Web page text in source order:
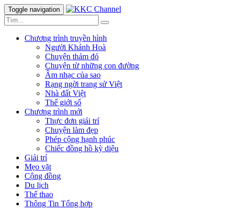
Toggle navigation
Chương trình truyền hình
Người Khánh Hoà
Chuyện thảm đỏ
Chuyện từ những con đường
Âm nhạc của sao
Rạng ngời trang sử Việt
Nhà đất Việt
Thế giới số
Chương trình mới
Thực đơn giải trí
Chuyện làm đẹp
Phép cộng hạnh phúc
Chiếc đồng hồ kỳ diệu
Giải trí
Mẹo vặt
Cộng đồng
Du lịch
Thể thao
Thông Tin Tổng hợp